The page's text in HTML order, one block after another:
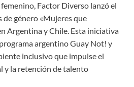
Factor Diverso lanzó el
género «Mujeres que
Argentina y Chile. Esta iniciativa
argentino Guay Not! y
inclusivo que impulse el
y la retención de talento